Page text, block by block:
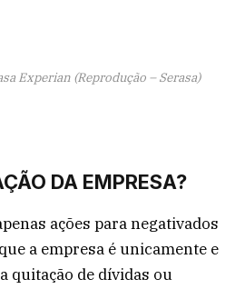
Experian (Reprodução – Serasa)
DA EMPRESA?
ações para negativados
a empresa é unicamente e
quitação de dívidas ou